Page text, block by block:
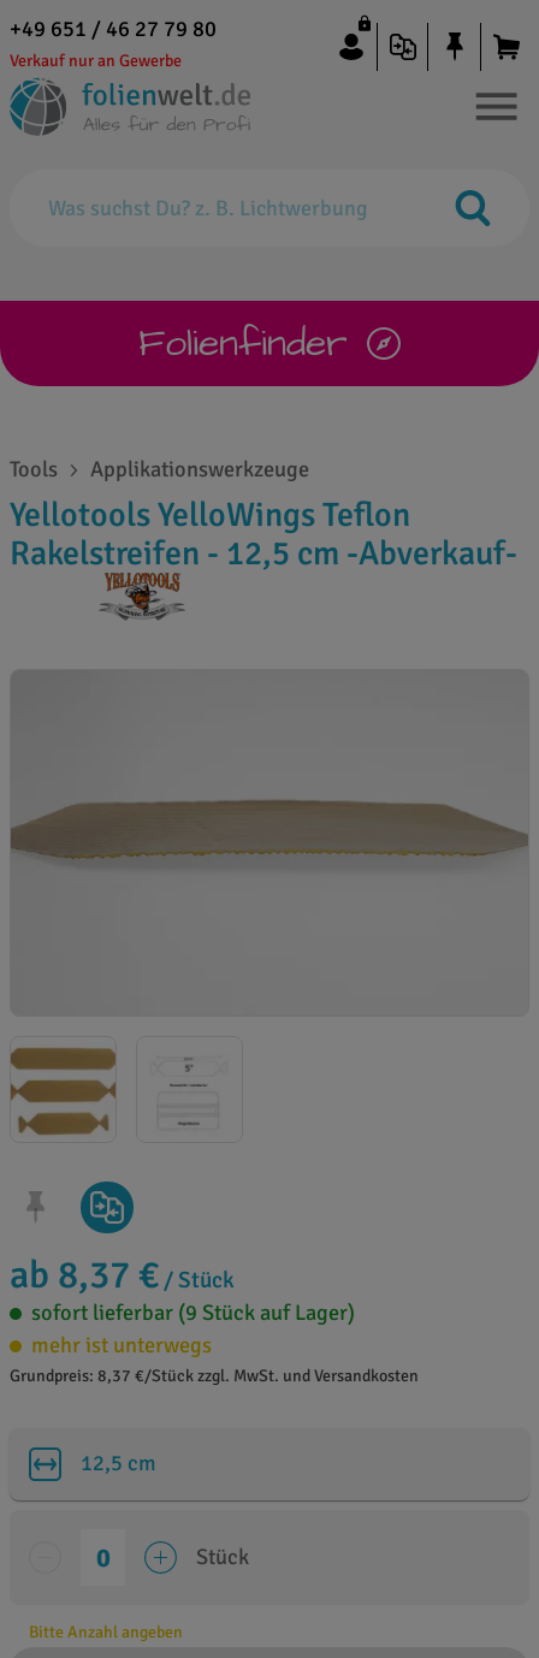
+49 651 / 46 27 79 80
Verkauf nur an Gewerbe
Folienfinder
Tools Applikationswerkzeuge
Yellotools YelloWings Teflon
Rakelstreifen - 12,5 cm -Abverkauf-
ab 8,37 € / Stück
sofort lieferbar (9 Stück auf Lager)
mehr ist unterwegs
Grundpreis: 8,37 €/Stück zzgl. MwSt. und Versandkosten
12,5 cm
Stück
Bitte Anzahl angeben